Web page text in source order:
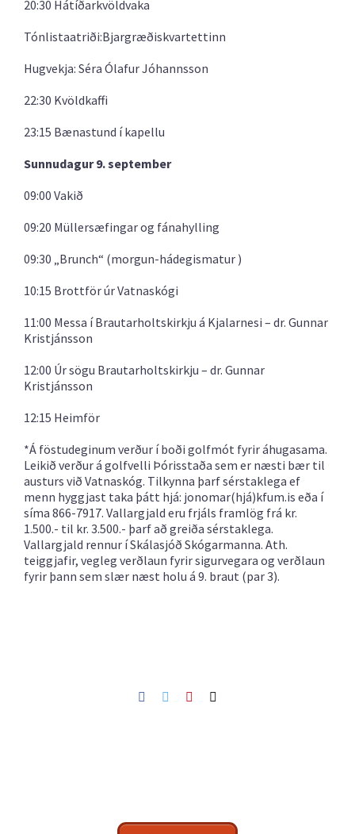
20:30 Hátíðarkvöldvaka
Tónlistaatriði:Bjargræðiskvartettinn
Hugvekja: Séra Ólafur Jóhannsson
22:30 Kvöldkaffi
23:15 Bænastund í kapellu
Sunnudagur 9. september
09:00 Vakið
09:20 Müllersæfingar og fánahylling
09:30 „Brunch“ (morgun-hádegismatur )
10:15 Brottför úr Vatnaskógi
11:00 Messa í Brautarholtskirkju á Kjalarnesi – dr. Gunnar
Kristjánsson
12:00 Úr sögu Brautarholtskirkju – dr. Gunnar
Kristjánsson
12:15 Heimför
*Á föstudeginum verður í boði golfmót fyrir áhugasama.
Leikið verður á golfvelli Þórisstaða sem er næsti bær til
austurs við Vatnaskóg. Tilkynna þarf sérstaklega ef
menn hyggjast taka þátt hjá: jonomar(hjá)kfum.is eða í
síma 866-7917. Vallargjald eru frjáls framlög frá kr.
1.500.- til kr. 3.500.- þarf að greiða sérstaklega.
Vallargjald rennur í Skálasjóð Skógarmanna. Ath.
teiggjafir, vegleg verðlaun fyrir sigurvegara og verðlaun
fyrir þann sem slær næst holu á 9. braut (par 3).
Facebook
TwitterPinterest